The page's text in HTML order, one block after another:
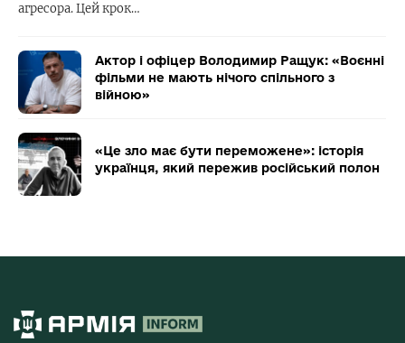
агресора. Цей крок…
Актор і офіцер Володимир Ращук: «Воєнні
фільми не мають нічого спільного з
війною»
«Це зло має бути переможене»: історія
українця, який пережив російський полон